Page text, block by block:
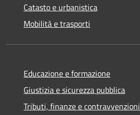
Catasto e urbanistica
Mobilità e trasporti
Educazione e formazione
Giustizia e sicurezza pubblica
Tributi, finanze e contravvenzioni